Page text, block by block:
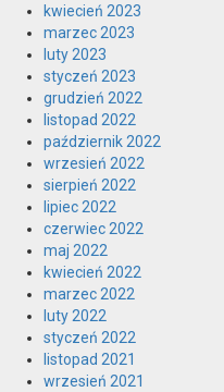
kwiecień 2023
marzec 2023
luty 2023
styczeń 2023
grudzień 2022
listopad 2022
październik 2022
wrzesień 2022
sierpień 2022
lipiec 2022
czerwiec 2022
maj 2022
kwiecień 2022
marzec 2022
luty 2022
styczeń 2022
listopad 2021
wrzesień 2021